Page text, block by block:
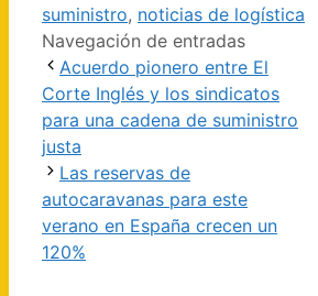
suministro, noticias de logística
Navegación de entradas
Acuerdo pionero entre El
Corte Inglés y los sindicatos
para una cadena de suministro
justa
Las reservas de
autocaravanas para este
verano en España crecen un
120%